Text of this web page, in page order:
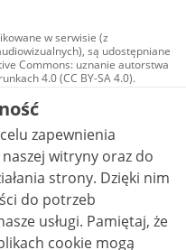
w serwisie (z
są udostępniane
Commons: uznanie autorstwa
4.0 (CC BY-SA 4.0).
w tym zdjęcia, materiały
na licencji typu
autorstwa użycie
zależnych 4.0 (CC BY-
to stwierdzone inaczej.
zapewnienia
witryny oraz do
Dzięki nim
do potrzeb
Pamiętaj, że
cookie mogą